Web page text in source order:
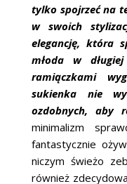
tylko spojrzeć na
w swoich
elegancję, która
młoda w
ramiączkami
sukienka nie
ozdobnych, aby
minimalizm
fantastycznie
niczym świeżo
również